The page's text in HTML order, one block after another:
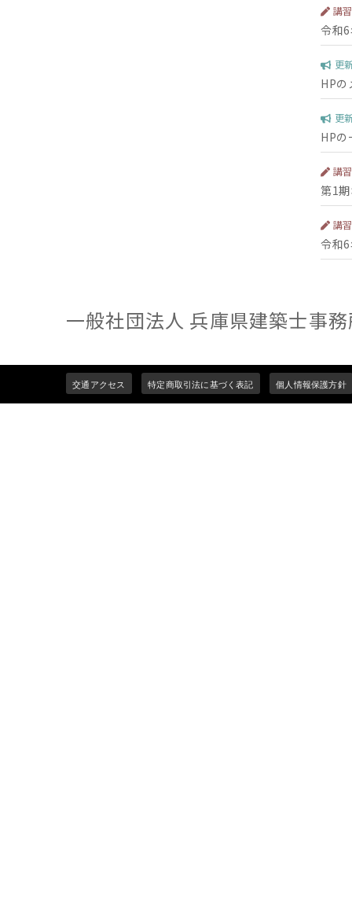
講
令和
更
HPの
更
HPの
講
第1
講
令和
一般社団法人 兵庫県建築士事
Footer
交通アクセス 特定商取引法に基づく表記 個人情報保護方針